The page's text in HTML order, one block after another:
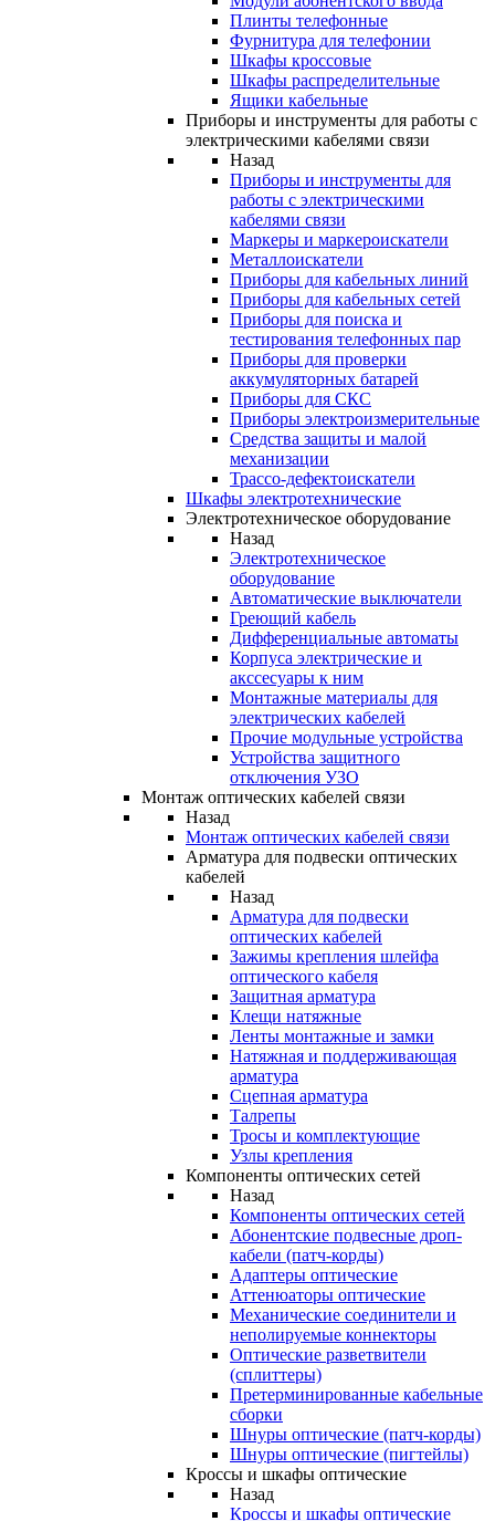
Плинты телефонные
Фурнитура для телефонии
Шкафы кроссовые
Шкафы распределительные
Ящики кабельные
Приборы и инструменты для работы с
электрическими кабелями связи
Назад
Приборы и инструменты для
работы с электрическими
кабелями связи
Маркеры и маркероискатели
Металлоискатели
Приборы для кабельных линий
Приборы для кабельных сетей
Приборы для поиска и
тестирования телефонных пар
Приборы для проверки
аккумуляторных батарей
Приборы для СКС
Приборы электроизмерительные
Средства защиты и малой
механизации
Трассо-дефектоискатели
Шкафы электротехнические
Электротехническое оборудование
Назад
Электротехническое
оборудование
Автоматические выключатели
Греющий кабель
Дифференциальные автоматы
Корпуса электрические и
акссесуары к ним
Монтажные материалы для
электрических кабелей
Прочие модульные устройства
Устройства защитного
отключения УЗО
Монтаж оптических кабелей связи
Назад
Монтаж оптических кабелей связи
Арматура для подвески оптических
кабелей
Назад
Арматура для подвески
оптических кабелей
Зажимы крепления шлейфа
оптического кабеля
Защитная арматура
Клещи натяжные
Ленты монтажные и замки
Натяжная и поддерживающая
арматура
Сцепная арматура
Талрепы
Тросы и комплектующие
Узлы крепления
Компоненты оптических сетей
Назад
Компоненты оптических сетей
Абонентские подвесные дроп-
кабели (патч-корды)
Адаптеры оптические
Аттенюаторы оптические
Механические соединители и
неполируемые коннекторы
Оптические разветвители
(сплиттеры)
Претерминированные кабельные
сборки
Шнуры оптические (патч-корды)
Шнуры оптические (пигтейлы)
Кроссы и шкафы оптические
Назад
Кроссы и шкафы оптические